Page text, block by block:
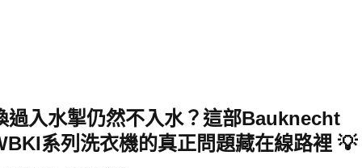
過入水掣仍然不入水？這部Bauknecht
系列洗衣機的真正問題藏在線路裡 💡